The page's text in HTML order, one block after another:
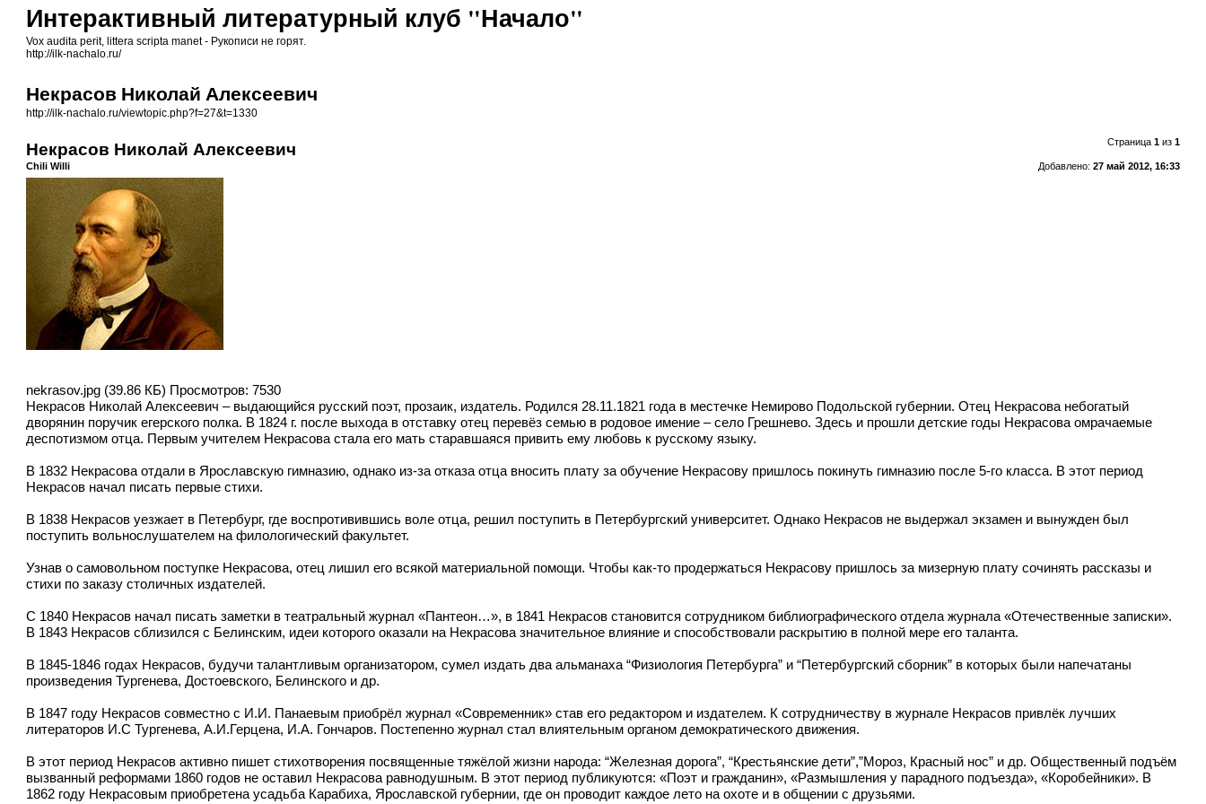
Интерактивный литературный клуб "Начало"
Vox audita perit, littera scripta manet - Рукописи не горят.
http://ilk-nachalo.ru/
Некрасов Николай Алексеевич
http://ilk-nachalo.ru/viewtopic.php?f=27&t=1330
Страница 1из 1
Некрасов Николай Алексеевич
Добавлено: 27 май 2012, 16:33
Chili Willi
nekrasov.jpg (39.86 КБ) Просмотров: 7530
Некрасов Николай Алексеевич – выдающийся русский поэт, прозаик, издатель. Родился 28.11.1821 года в местечке Немирово Подольской губернии. Отец Некрасова небогатый
дворянин поручик егерского полка. В 1824 г. после выхода в отставку отец перевёз семью в родовое имение – село Грешнево. Здесь и прошли детские годы Некрасова омрачаемые
деспотизмом отца. Первым учителем Некрасова стала его мать старавшаяся привить ему любовь к русскому языку.
В 1832 Некрасова отдали в Ярославскую гимназию, однако из-за отказа отца вносить плату за обучение Некрасову пришлось покинуть гимназию после 5-го класса. В этот период
Некрасов начал писать первые стихи.
В 1838 Некрасов уезжает в Петербург, где воспротивившись воле отца, решил поступить в Петербургский университет. Однако Некрасов не выдержал экзамен и вынужден был
поступить вольнослушателем на филологический факультет.
Узнав о самовольном поступке Некрасова, отец лишил его всякой материальной помощи. Чтобы как-то продержаться Некрасову пришлось за мизерную плату сочинять рассказы и
стихи по заказу столичных издателей.
С 1840 Некрасов начал писать заметки в театральный журнал «Пантеон…», в 1841 Некрасов становится сотрудником библиографического отдела журнала «Отечественные записки».
В 1843 Некрасов сблизился с Белинским, идеи которого оказали на Некрасова значительное влияние и способствовали раскрытию в полной мере его таланта.
В 1845-1846 годах Некрасов, будучи талантливым организатором, сумел издать два альманаха “Физиология Петербурга” и “Петербургский сборник” в которых были напечатаны
произведения Тургенева, Достоевского, Белинского и др.
В 1847 году Некрасов совместно с И.И. Панаевым приобрёл журнал «Современник» став его редактором и издателем. К сотрудничеству в журнале Некрасов привлёк лучших
литераторов И.С Тургенева, А.И.Герцена, И.А. Гончаров. Постепенно журнал стал влиятельным органом демократического движения.
В этот период Некрасов активно пишет стихотворения посвященные тяжёлой жизни народа: “Железная дорога”, “Крестьянские дети”,”Мороз, Красный нос” и др. Общественный подъём
вызванный реформами 1860 годов не оставил Некрасова равнодушным. В этот период публикуются: «Поэт и гражданин», «Размышления у парадного подъезда», «Коробейники». В
1862 году Некрасовым приобретена усадьба Карабиха, Ярославской губернии, где он проводит каждое лето на охоте и в общении с друзьями.